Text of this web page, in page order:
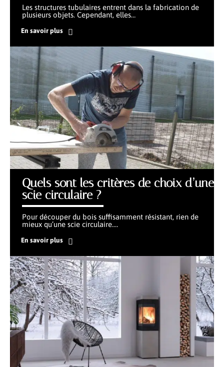
Les structures tubulaires entrent dans la fabrication de
plusieurs objets. Cependant, elles…
En savoir plus
Quels sont les critères de choix d’une
scie circulaire ?
Pour découper du bois suffisamment résistant, rien de
mieux qu’une scie circulaire.…
En savoir plus